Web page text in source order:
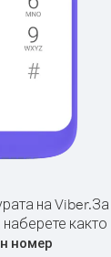
на Viber.За
както
номер